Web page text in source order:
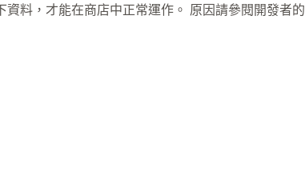
資料，才能在商店中正常運作。 原因請參閱開發者的